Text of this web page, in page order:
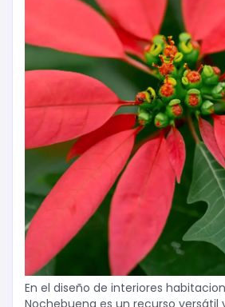
En el diseño de interiores